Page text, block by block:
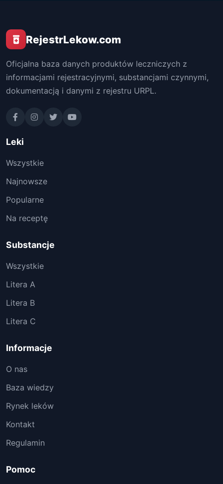
RejestrLekow.com
Oficjalna baza danych produktów leczniczych z
informacjami rejestracyjnymi, substancjami czynnymi,
dokumentacją i danymi z rejestru URPL.
Leki
Wszystkie
Najnowsze
Popularne
Na receptę
Substancje
Wszystkie
Litera A
Litera B
Litera C
Informacje
O nas
Baza wiedzy
Rynek leków
Kontakt
Regulamin
Pomoc